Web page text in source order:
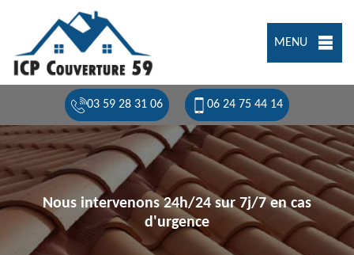
MENU
03 59 28 31 06 06 24 75 44 14
Nous intervenons 24h/24 sur 7j/7 en cas
d'urgence